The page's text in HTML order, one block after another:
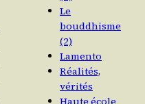
Le
bouddhisme
(2)
Lamento
Réalités,
vérités